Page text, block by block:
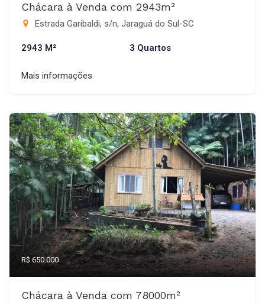
Chácara à Venda com 2943m²
Estrada Garibaldi, s/n, Jaraguá do Sul-SC
2943 M² 3 Quartos
Mais informações
R$ 650.000
Chácara à Venda com 78000m²